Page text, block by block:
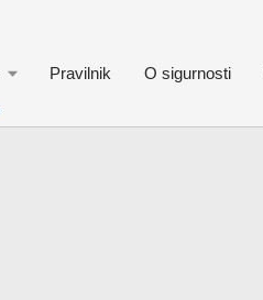
Pravilnik O sigurnosti